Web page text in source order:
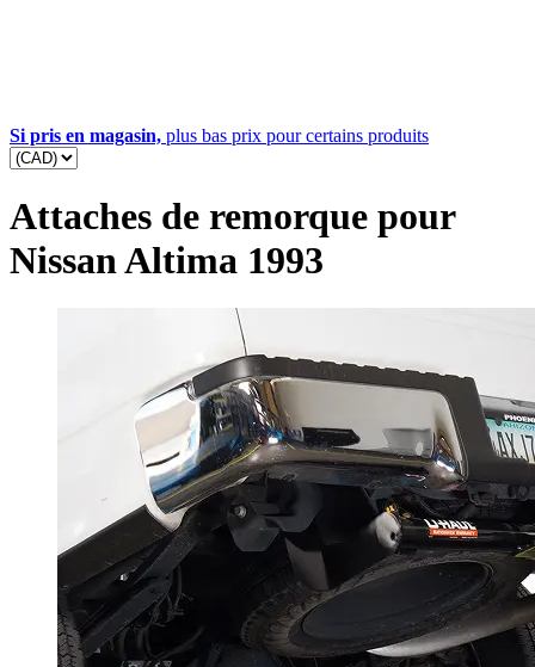
Si pris en magasin, plus bas prix pour certains produits
Attaches de remorque pour
Nissan Altima 1993